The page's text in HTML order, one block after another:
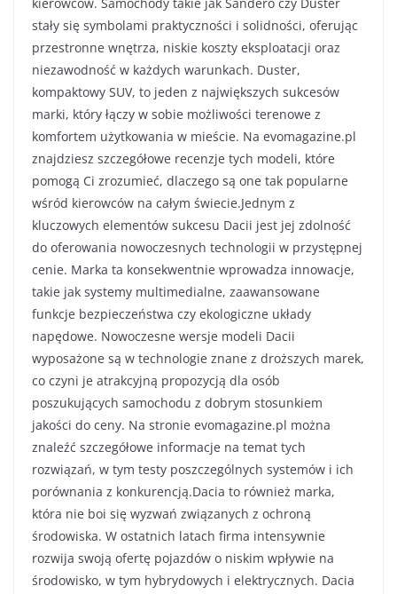
stały się symbolami praktyczności i solidności, oferując
przestronne wnętrza, niskie koszty eksploatacji oraz
niezawodność w każdych warunkach. Duster,
kompaktowy SUV, to jeden z największych sukcesów
marki, który łączy w sobie możliwości terenowe z
komfortem użytkowania w mieście. Na evomagazine.pl
znajdziesz szczegółowe recenzje tych modeli, które
pomogą Ci zrozumieć, dlaczego są one tak popularne
wśród kierowców na całym świecie.Jednym z
kluczowych elementów sukcesu Dacii jest jej zdolność
do oferowania nowoczesnych technologii w przystępnej
cenie. Marka ta konsekwentnie wprowadza innowacje,
takie jak systemy multimedialne, zaawansowane
funkcje bezpieczeństwa czy ekologiczne układy
napędowe. Nowoczesne wersje modeli Dacii
wyposażone są w technologie znane z droższych marek,
co czyni je atrakcyjną propozycją dla osób
poszukujących samochodu z dobrym stosunkiem
jakości do ceny. Na stronie evomagazine.pl można
znaleźć szczegółowe informacje na temat tych
rozwiązań, w tym testy poszczególnych systemów i ich
porównania z konkurencją.Dacia to również marka,
która nie boi się wyzwań związanych z ochroną
środowiska. W ostatnich latach firma intensywnie
rozwija swoją ofertę pojazdów o niskim wpływie na
środowisko, w tym hybrydowych i elektrycznych. Dacia